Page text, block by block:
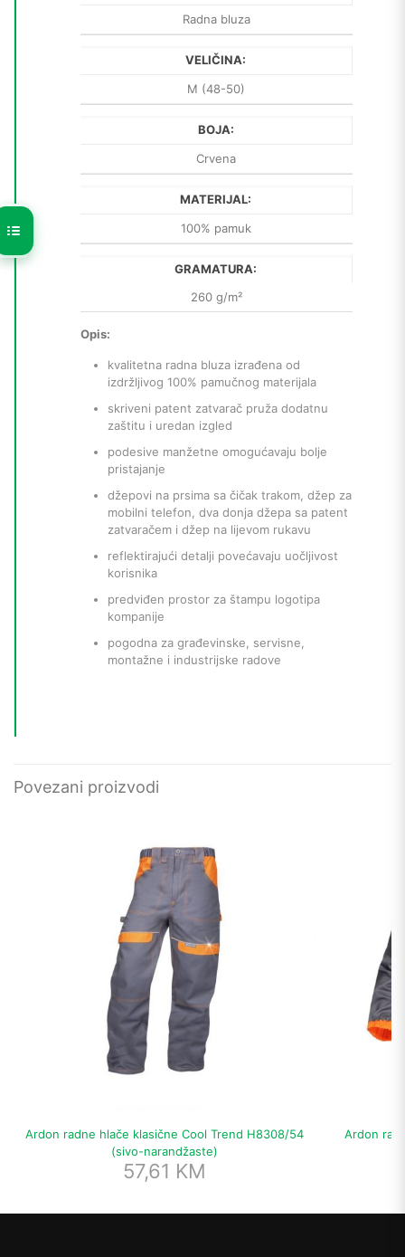
Radna bluza
VELIČINA:
M (48-50)
BOJA:
Crvena
MATERIJAL:
100% pamuk
GRAMATURA:
260 g/m²
Opis:
kvalitetna radna bluza izrađena od
izdržljivog 100% pamučnog materijala
skriveni patent zatvarač pruža dodatnu
zaštitu i uredan izgled
podesive manžetne omogućavaju bolje
pristajanje
džepovi na prsima sa čičak trakom, džep za
mobilni telefon, dva donja džepa sa patent
zatvaračem i džep na lijevom rukavu
reflektirajući detalji povećavaju uočljivost
korisnika
predviđen prostor za štampu logotipa
kompanije
pogodna za građevinske, servisne,
montažne i industrijske radove
Povezani proizvodi
Ardon radne hlače klasične Cool Trend H8308/54
(sivo-narandžaste)
57,61 KM
Ardon